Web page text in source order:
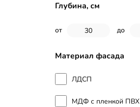
Глубина, см
от до
Материал фасада
ЛДСП
МДФ с пленкой ПВХ